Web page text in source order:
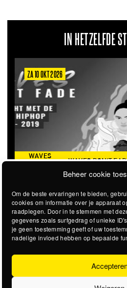
Beheer cookie
Om de beste ervaringen te bieden,
cookies om informatie over je apparaat
raadplegen. Door in te stemmen met
gegevens zoals surfgedrag of unieke
je geen toestemming geeft of uw
nadelige invloed hebben op bepaalde
IN HETZELFDE
ZA 10 OKT 2026
WAVES
WAVES DON'T
NAAR DE